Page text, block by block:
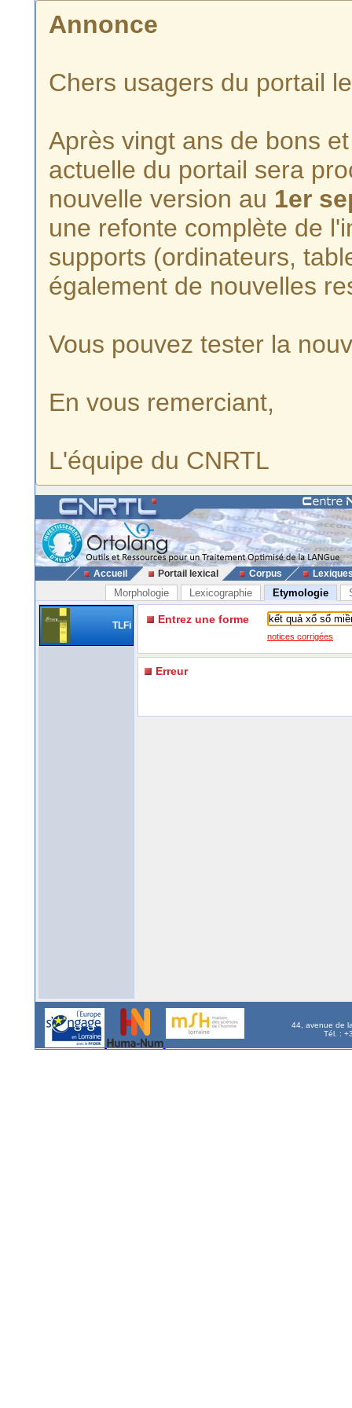
Annonce
Chers usagers du portail
Après vingt ans de bons
actuelle du portail sera
nouvelle version au 1er
une refonte complète de
supports (ordinateurs,
également de nouvelles
Vous pouvez tester la
En vous remerciant,
L'équipe du CNRTL
Accueil Portail lexical Corpus
Morphologie Lexicographie Etymologie
TLFi Entrez une forme
notices corrigées
Erreur
44, avenue de
Tél. :